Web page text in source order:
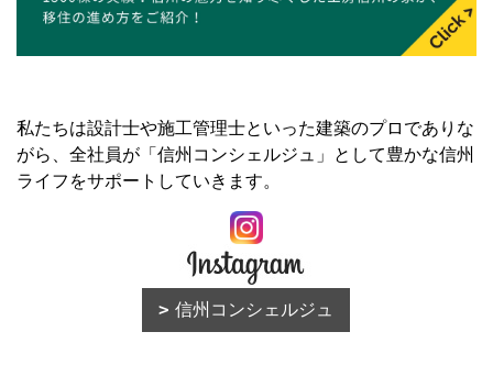
私たちは設計士や施工管理士といった建築のプロでありな
がら、全社員が「信州コンシェルジュ」として豊かな信州
ライフをサポートしていきます。
信州コンシェルジュ